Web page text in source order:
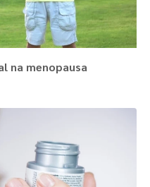
na menopausa